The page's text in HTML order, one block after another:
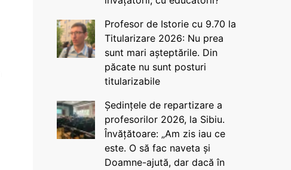
Profesor de Istorie cu 9.70 la
Titularizare 2026: Nu prea
sunt mari așteptările. Din
păcate nu sunt posturi
titularizabile
Ședințele de repartizare a
profesorilor 2026, la Sibiu.
Învățătoare: „Am zis iau ce
este. O să fac naveta și
Doamne-ajută, dar dacă în